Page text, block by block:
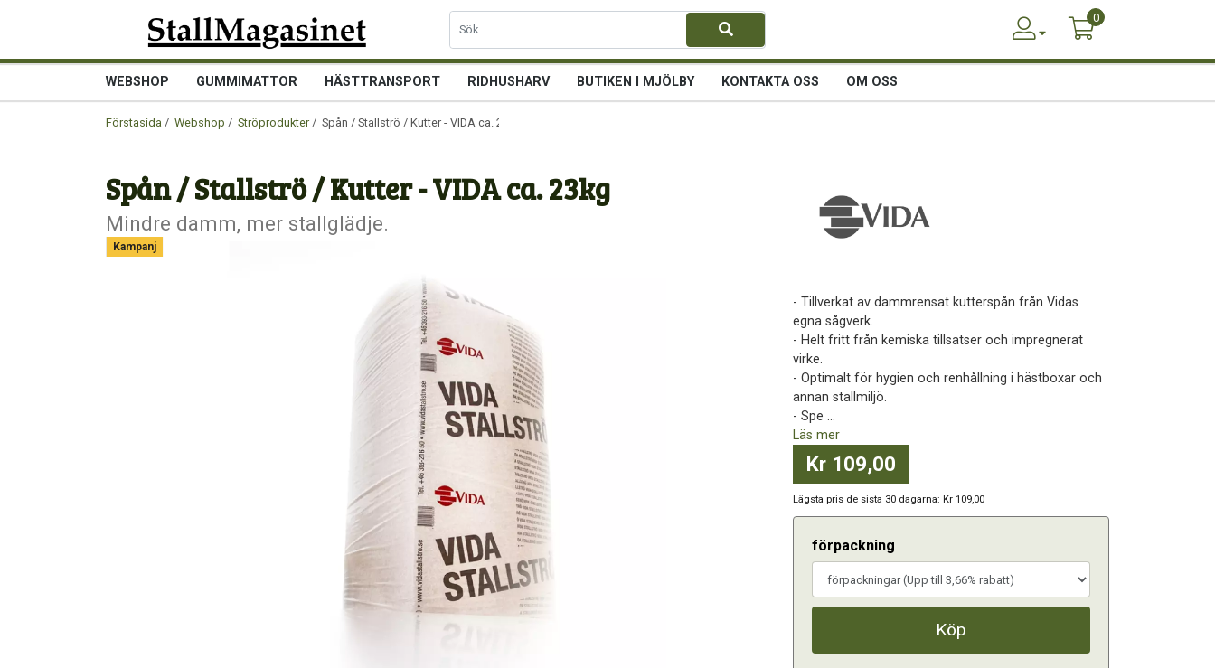
0
WEBSHOP GUMMIMATTOR HÄSTTRANSPORT RIDHUSHARV BUTIKEN I MJÖLBY KONTAKTA OSS OM OSS
Förstasida / Webshop / Ströprodukter/ Spån / Stallströ / Kutter - VIDA ca. 23kg
Spån / Stallströ / Kutter - VIDA ca. 23kg
Mindre damm, mer stallglädje.
Kampanj
- Tillverkat av dammrensat kutterspån från Vidas
egna sågverk.
- Helt fritt från kemiska tillsatser och impregnerat
virke.
- Optimalt för hygien och renhållning i hästboxar och
annan stallmiljö.
- Spe ...
Läs mer
Kr 109,00
Lägsta pris de sista 30 dagarna: Kr 109,00
förpackning
Köp